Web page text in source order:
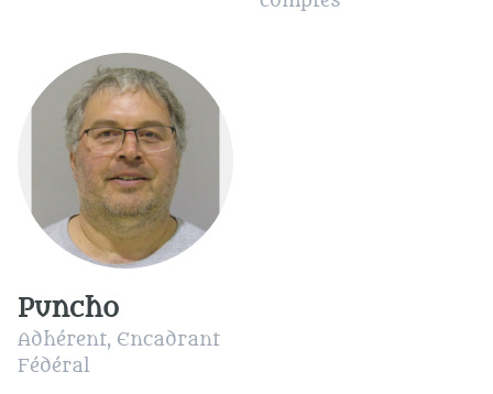
Puncho
Adhérent, Encadrant
Fédéral